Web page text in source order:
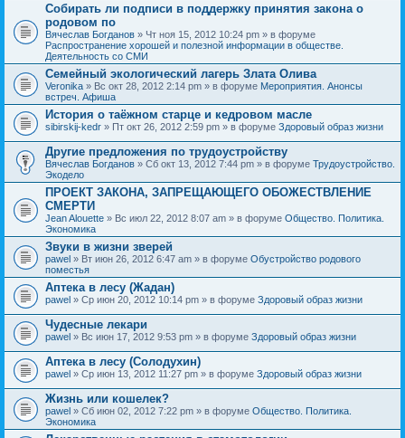
Собирать ли подписи в поддержку принятия закона о
родовом по
Вячеслав Богданов » Чт ноя 15, 2012 10:24 pm » в форуме
Распространение хорошей и полезной информации в обществе.
Деятельность со СМИ
Семейный экологический лагерь Злата Олива
Veronika » Вс окт 28, 2012 2:14 pm » в форуме Мероприятия. Анонсы
встреч. Афиша
История о таёжном старце и кедровом масле
sibirskij-kedr » Пт окт 26, 2012 2:59 pm » в форуме Здоровый образ жизни
Другие предложения по трудоустройству
Вячеслав Богданов » Сб окт 13, 2012 7:44 pm » в форуме Трудоустройство.
Экодело
ПРОЕКТ ЗАКОНА, ЗАПРЕЩАЮЩЕГО ОБОЖЕСТВЛЕНИЕ
СМЕРТИ
Jean Alouette » Вс июл 22, 2012 8:07 am » в форуме Общество. Политика.
Экономика
Звуки в жизни зверей
pawel » Вт июн 26, 2012 6:47 am » в форуме Обустройство родового
поместья
Аптека в лесу (Жадан)
pawel » Ср июн 20, 2012 10:14 pm » в форуме Здоровый образ жизни
Чудесные лекари
pawel » Вс июн 17, 2012 9:53 pm » в форуме Здоровый образ жизни
Аптека в лесу (Солодухин)
pawel » Ср июн 13, 2012 11:27 pm » в форуме Здоровый образ жизни
Жизнь или кошелек?
pawel » Сб июн 02, 2012 7:22 pm » в форуме Общество. Политика.
Экономика